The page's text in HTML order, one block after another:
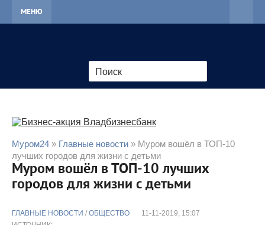
МЕНЮ
Муром24 » Главные новости » Муром вошёл в ТОП-10
лучших городов для жизни с детьми
Муром вошёл в ТОП-10 лучших
городов для жизни с детьми
ГЛАВНЫЕ НОВОСТИ / ОБЩЕСТВО
11-11-2019, 15:07